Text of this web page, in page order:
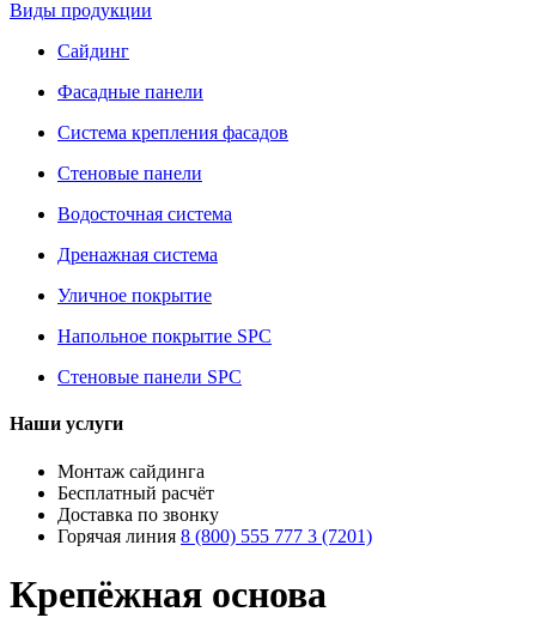
Виды продукции
Сайдинг
Фасадные панели
Система крепления фасадов
Стеновые панели
Водосточная система
Дренажная система
Уличное покрытие
Напольное покрытие SPC
Стеновые панели SPC
Наши услуги
Монтаж сайдинга
Бесплатный расчёт
Доставка по звонку
Горячая линия 8 (800) 555 777 3 (7201)
Крепёжная основа